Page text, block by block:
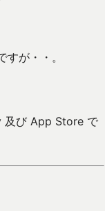
が・・。
及び App Store で